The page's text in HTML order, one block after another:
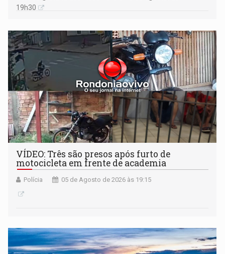
19h30
VÍDEO: Três são presos após furto de
motocicleta em frente de academia
Polícia 05 de Agosto de 2026 às 19:15